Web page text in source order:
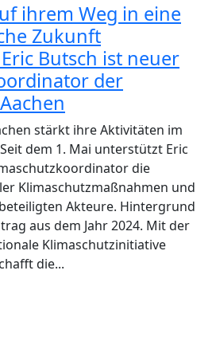
ihrem Weg in eine
Zukunft
Butsch ist neuer
der
stärkt ihre Aktivitäten im
dem 1. Mai unterstützt Eric
die
Klimaschutzmaßnahmen und
Akteure. Hintergrund
aus dem Jahr 2024. Mit der
Klimaschutzinitiative
die...